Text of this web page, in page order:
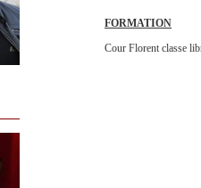
FORMATION
Cour Florent classe